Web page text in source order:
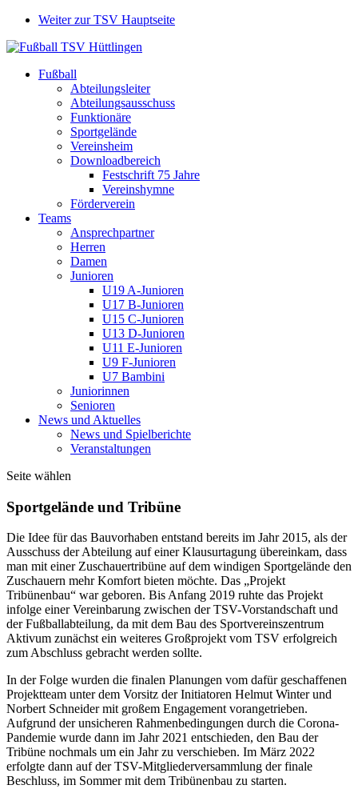
Weiter zur TSV Hauptseite
Fußball
Abteilungsleiter
Abteilungsausschuss
Funktionäre
Sportgelände
Vereinsheim
Downloadbereich
Festschrift 75 Jahre
Vereinshymne
Förderverein
Teams
Ansprechpartner
Herren
Damen
Junioren
U19 A-Junioren
U17 B-Junioren
U15 C-Junioren
U13 D-Junioren
U11 E-Junioren
U9 F-Junioren
U7 Bambini
Juniorinnen
Senioren
News und Aktuelles
News und Spielberichte
Veranstaltungen
Seite wählen
Sportgelände und Tribüne
Die Idee für das Bauvorhaben entstand bereits im Jahr 2015, als der
Ausschuss der Abteilung auf einer Klausurtagung übereinkam, dass
man mit einer Zuschauertribüne auf dem windigen Sportgelände den
Zuschauern mehr Komfort bieten möchte. Das „Projekt
Tribünenbau“ war geboren. Bis Anfang 2019 ruhte das Projekt
infolge einer Vereinbarung zwischen der TSV-Vorstandschaft und
der Fußballabteilung, da mit dem Bau des Sportvereinszentrum
Aktivum zunächst ein weiteres Großprojekt vom TSV erfolgreich
zum Abschluss gebracht werden sollte.
In der Folge wurden die finalen Planungen vom dafür geschaffenen
Projektteam unter dem Vorsitz der Initiatoren Helmut Winter und
Norbert Schneider mit großem Engagement vorangetrieben.
Aufgrund der unsicheren Rahmenbedingungen durch die Corona-
Pandemie wurde dann im Jahr 2021 entschieden, den Bau der
Tribüne nochmals um ein Jahr zu verschieben. Im März 2022
erfolgte dann auf der TSV-Mitgliederversammlung der finale
Beschluss, im Sommer mit dem Tribünenbau zu starten.